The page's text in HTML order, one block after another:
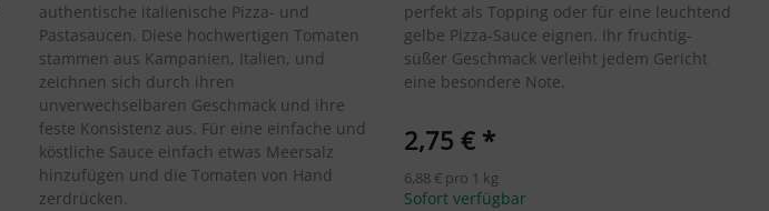
authentische italienische Pizza- und
Pastasaucen. Diese hochwertigen Tomaten
stammen aus Kampanien, Italien, und
zeichnen sich durch ihren
unverwechselbaren Geschmack und ihre
feste Konsistenz aus. Für eine einfache und
köstliche Sauce einfach etwas Meersalz
hinzufügen und die Tomaten von Hand
zerdrücken.
perfekt als Topping oder für eine leuchtend
gelbe Pizza-Sauce eignen. Ihr fruchtig-
süßer Geschmack verleiht jedem Gericht
eine besondere Note.
2,75 € *
6,88 € pro 1 kg
Sofort verfügbar